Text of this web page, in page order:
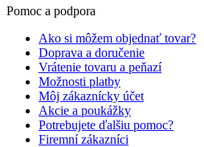
Pomoc a podpora
Ako si môžem objednať tovar?
Doprava a doručenie
Vrátenie tovaru a peňazí
Možnosti platby
Môj zákaznícky účet
Akcie a poukážky
Potrebujete ďalšiu pomoc?
Firemní zákazníci